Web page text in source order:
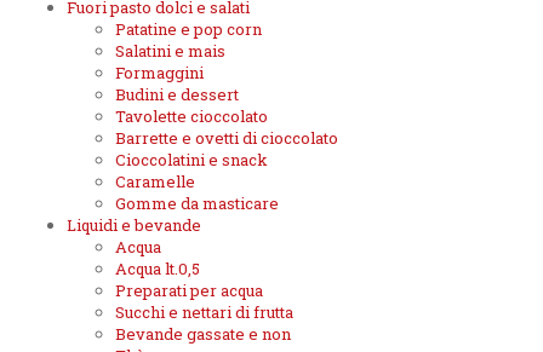
Fuori pasto dolci e salati
Patatine e pop corn
Salatini e mais
Formaggini
Budini e dessert
Tavolette cioccolato
Barrette e ovetti di cioccolato
Cioccolatini e snack
Caramelle
Gomme da masticare
Liquidi e bevande
Acqua
Acqua lt.0,5
Preparati per acqua
Succhi e nettari di frutta
Bevande gassate e non